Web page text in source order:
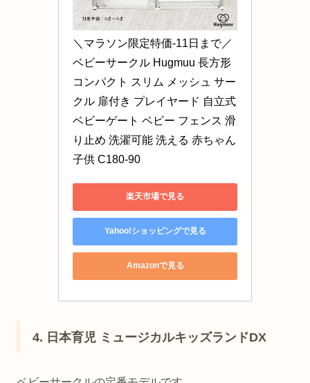
＼マラソン限定特価-11日まで／
ベビーサークル Hugmuu 長方形
コンパクト スリム メッシュ サー
クル 扉付き プレイヤード 自立式
ベビーゲート ベビー フェンス 滑
り止め 洗濯可能 洗える 赤ちゃん
子供 C180-90
楽天市場で見る
Yahoo!ショッピングで見る
Amazonで見る
4. 日本育児 ミュージカルキッズランドDX